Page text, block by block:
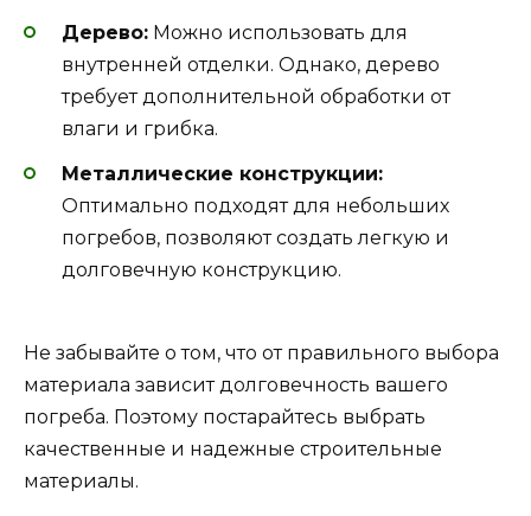
Дерево: Можно использовать для
внутренней отделки. Однако, дерево
требует дополнительной обработки от
влаги и грибка.
Металлические конструкции:
Оптимально подходят для небольших
погребов, позволяют создать легкую и
долговечную конструкцию.
Не забывайте о том, что от правильного выбора
материала зависит долговечность вашего
погреба. Поэтому постарайтесь выбрать
качественные и надежные строительные
материалы.